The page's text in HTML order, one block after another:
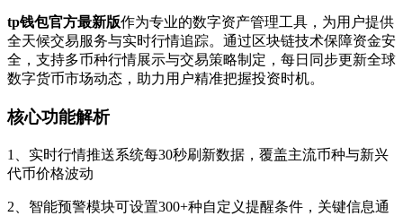
tp钱包官方最新版作为专业的数字资产管理工具，为用户提供
全天候交易服务与实时行情追踪。通过区块链技术保障资金安
全，支持多币种行情展示与交易策略制定，每日同步更新全球
数字货币市场动态，助力用户精准把握投资时机。
核心功能解析
1、实时行情推送系统每30秒刷新数据，覆盖主流币种与新兴
代币价格波动
2、智能预警模块可设置300+种自定义提醒条件，关键信息通